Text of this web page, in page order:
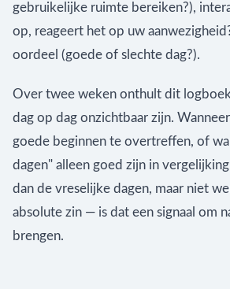
gebruikelijke ruimte bereiken?),
op, reageert het op uw
oordeel (goede of slechte dag?).
Over twee weken onthult dit
dag op dag onzichtbaar zijn.
goede beginnen te overtreffen, of
dagen" alleen goed zijn in
dan de vreselijke dagen, maar niet
absolute zin — is dat een signaal om
brengen.